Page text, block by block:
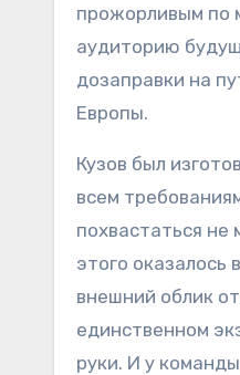
прожорливым по
аудиторию
дозаправки на
Европы.
Кузов был
всем
похвастаться не
этого
внешний облик
единственном
руки. И у